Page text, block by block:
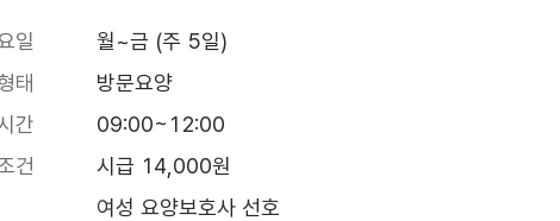
일
월~금 (주 5일)
태
방문요양
간
09:00~12:00
건
시급 14,000원
여성 요양보호사 선호